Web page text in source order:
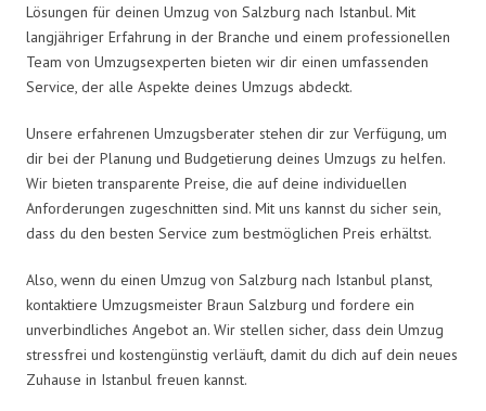
Lösungen für deinen Umzug von Salzburg nach Istanbul. Mit
langjähriger Erfahrung in der Branche und einem professionellen
Team von Umzugsexperten bieten wir dir einen umfassenden
Service, der alle Aspekte deines Umzugs abdeckt.
Unsere erfahrenen Umzugsberater stehen dir zur Verfügung, um
dir bei der Planung und Budgetierung deines Umzugs zu helfen.
Wir bieten transparente Preise, die auf deine individuellen
Anforderungen zugeschnitten sind. Mit uns kannst du sicher sein,
dass du den besten Service zum bestmöglichen Preis erhältst.
Also, wenn du einen Umzug von Salzburg nach Istanbul planst,
kontaktiere Umzugsmeister Braun Salzburg und fordere ein
unverbindliches Angebot an. Wir stellen sicher, dass dein Umzug
stressfrei und kostengünstig verläuft, damit du dich auf dein neues
Zuhause in Istanbul freuen kannst.